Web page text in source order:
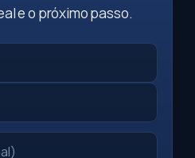
e o próximo passo.